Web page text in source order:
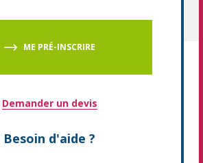
ME PRÉ-INSCRIRE
Demander un devis
Besoin d'aide ?